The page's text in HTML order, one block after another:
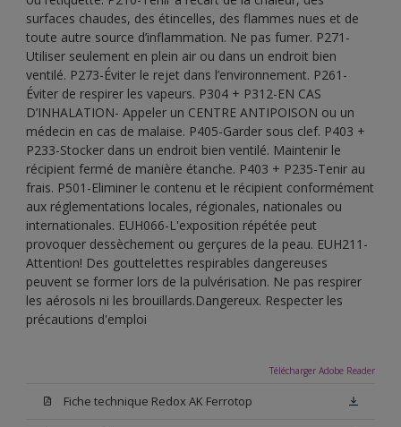
surfaces chaudes, des étincelles, des flammes nues et de
toute autre source d’inflammation. Ne pas fumer. P271-
Utiliser seulement en plein air ou dans un endroit bien
ventilé. P273-Éviter le rejet dans l’environnement. P261-
Éviter de respirer les vapeurs. P304 + P312-EN CAS
D’INHALATION- Appeler un CENTRE ANTIPOISON ou un
médecin en cas de malaise. P405-Garder sous clef. P403 +
P233-Stocker dans un endroit bien ventilé. Maintenir le
récipient fermé de manière étanche. P403 + P235-Tenir au
frais. P501-Eliminer le contenu et le récipient conformément
aux réglementations locales, régionales, nationales ou
internationales. EUH066-L'exposition répétée peut
provoquer dessèchement ou gerçures de la peau. EUH211-
Attention! Des gouttelettes respirables dangereuses
peuvent se former lors de la pulvérisation. Ne pas respirer
les aérosols ni les brouillards.Dangereux. Respecter les
précautions d'emploi
Télécharger Adobe Reader
Fiche technique Redox AK Ferrotop